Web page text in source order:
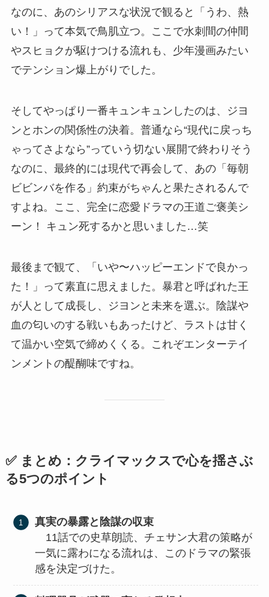
なのに、あのシリアスな状況で観ると「うわ、熱
い！」って本気で鳥肌立つ。ここで水刺間の仲間
やスヒョクが駆けつける流れも、少年漫画みたい
でテンション爆上がりでした。
そしてやっぱり一番キュンキュンしたのは、ジヨ
ンとホンの関係性の決着。普通なら“現代に戻っち
ゃってさよなら”っていう切ない展開で終わりそう
なのに、最終的には現代で再会して、あの「毎朝
ビビンバを作る」約束がちゃんと果たされるんで
すよね。ここ、完全に恋愛ドラマの王道ご褒美シ
ーン！ キュン死するかと思いました…笑
最後まで観て、「いや〜ハッピーエンドで良かっ
た！」って素直に思えました。暴君と呼ばれた王
が人として成長し、ジヨンと未来を選ぶ。陰謀や
血の匂いのする戦いもあったけど、ラストは甘く
て温かい空気で締めくくる。これぞエンターテイ
ンメントの醍醐味ですね。
✅ まとめ：クライマックスで心を揺さぶ
る5つのポイント
真実の暴露と陰謀の収束
11話での史草朗読、チェサン大君の策略が
一気に露わになる流れは、このドラマの緊張
感を決定づけた。